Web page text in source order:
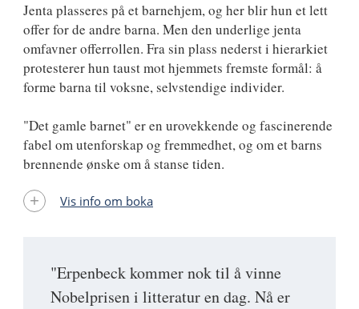
"Erpenbeck kommer nok til å vinne
Nobelprisen i litteratur en dag. Nå er
Jenta plasseres på et barnehjem, og her blir hun et lett
offer for de andre barna. Men den underlige jenta
omfavner offerrollen. Fra sin plass nederst i hierarkiet
protesterer hun taust mot hjemmets fremste formål: å
forme barna til voksne, selvstendige individer.
"Det gamle barnet" er en urovekkende og fascinerende
fabel om utenforskap og fremmedhet, og om et barns
brennende ønske om å stanse tiden.
Vis info om boka